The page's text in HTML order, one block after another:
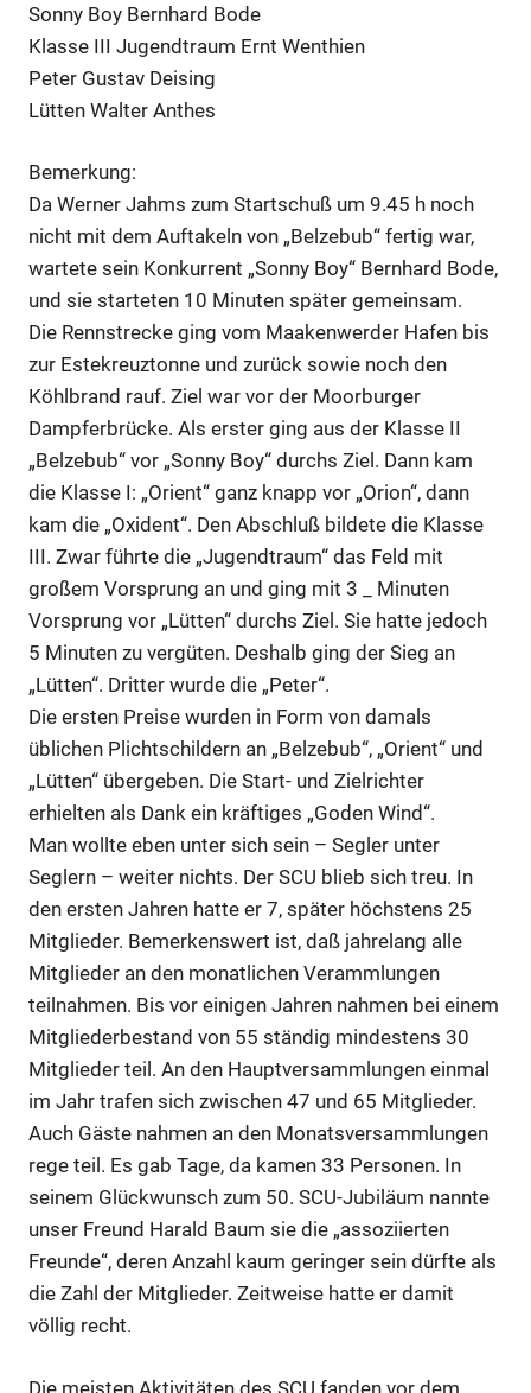
Sonny Boy Bernhard Bode
Klasse III Jugendtraum Ernt Wenthien
Peter Gustav Deising
Lütten Walter Anthes
Bemerkung:
Da Werner Jahms zum Startschuß um 9.45 h noch
nicht mit dem Auftakeln von „Belzebub“ fertig war,
wartete sein Konkurrent „Sonny Boy“ Bernhard Bode,
und sie starteten 10 Minuten später gemeinsam.
Die Rennstrecke ging vom Maakenwerder Hafen bis
zur Estekreuztonne und zurück sowie noch den
Köhlbrand rauf. Ziel war vor der Moorburger
Dampferbrücke. Als erster ging aus der Klasse II
„Belzebub“ vor „Sonny Boy“ durchs Ziel. Dann kam
die Klasse I: „Orient“ ganz knapp vor „Orion“, dann
kam die „Oxident“. Den Abschluß bildete die Klasse
III. Zwar führte die „Jugendtraum“ das Feld mit
großem Vorsprung an und ging mit 3 _ Minuten
Vorsprung vor „Lütten“ durchs Ziel. Sie hatte jedoch
5 Minuten zu vergüten. Deshalb ging der Sieg an
„Lütten“. Dritter wurde die „Peter“.
Die ersten Preise wurden in Form von damals
üblichen Plichtschildern an „Belzebub“, „Orient“ und
„Lütten“ übergeben. Die Start- und Zielrichter
erhielten als Dank ein kräftiges „Goden Wind“.
Man wollte eben unter sich sein – Segler unter
Seglern – weiter nichts. Der SCU blieb sich treu. In
den ersten Jahren hatte er 7, später höchstens 25
Mitglieder. Bemerkenswert ist, daß jahrelang alle
Mitglieder an den monatlichen Verammlungen
teilnahmen. Bis vor einigen Jahren nahmen bei einem
Mitgliederbestand von 55 ständig mindestens 30
Mitglieder teil. An den Hauptversammlungen einmal
im Jahr trafen sich zwischen 47 und 65 Mitglieder.
Auch Gäste nahmen an den Monatsversammlungen
rege teil. Es gab Tage, da kamen 33 Personen. In
seinem Glückwunsch zum 50. SCU-Jubiläum nannte
unser Freund Harald Baum sie die „assoziierten
Freunde“, deren Anzahl kaum geringer sein dürfte als
die Zahl der Mitglieder. Zeitweise hatte er damit
völlig recht.
Die meisten Aktivitäten des SCU fanden vor dem